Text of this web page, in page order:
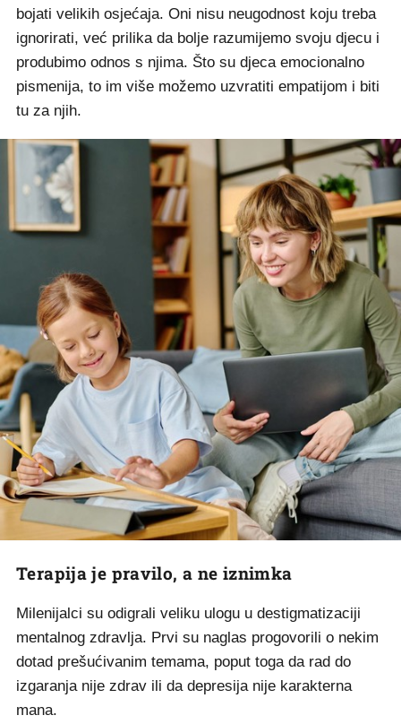
bojati velikih osjećaja. Oni nisu neugodnost koju treba
ignorirati, već prilika da bolje razumijemo svoju djecu i
produbimo odnos s njima. Što su djeca emocionalno
pismenija, to im više možemo uzvratiti empatijom i biti
tu za njih.
Terapija je pravilo, a ne iznimka
Milenijalci su odigrali veliku ulogu u destigmatizaciji
mentalnog zdravlja. Prvi su naglas progovorili o nekim
dotad prešućivanim temama, poput toga da rad do
izgaranja nije zdrav ili da depresija nije karakterna
mana.